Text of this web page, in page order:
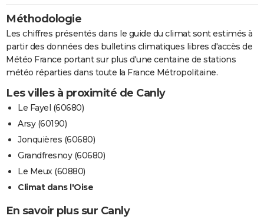
Méthodologie
Les chiffres présentés dans le guide du climat sont estimés à
partir des données des bulletins climatiques libres d'accès de
Météo France portant sur plus d'une centaine de stations
météo réparties dans toute la France Métropolitaine.
Les villes à proximité de Canly
Le Fayel (60680)
Arsy (60190)
Jonquières (60680)
Grandfresnoy (60680)
Le Meux (60880)
Climat dans l'Oise
En savoir plus sur Canly